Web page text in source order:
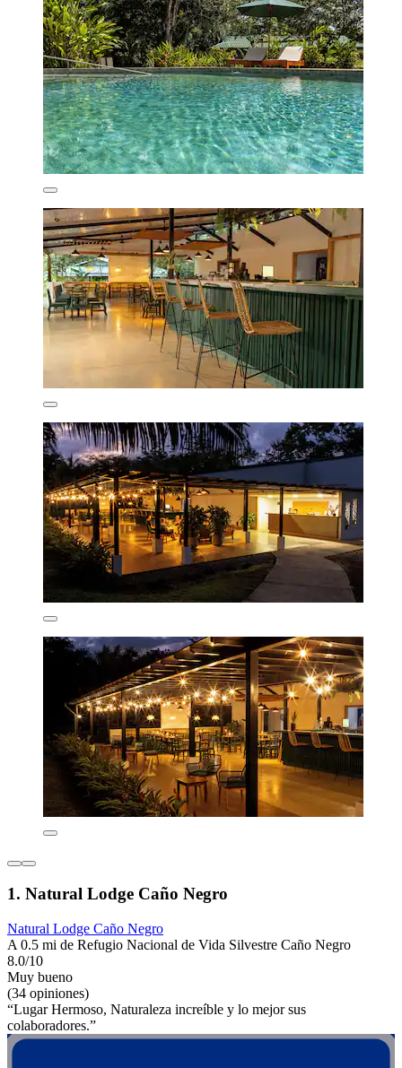
1. Natural Lodge Caño Negro
Natural Lodge Caño Negro
A 0.5 mi de Refugio Nacional de Vida Silvestre Caño Negro
8.0/10
Muy bueno
(34 opiniones)
“Lugar Hermoso, Naturaleza increíble y lo mejor sus
colaboradores.”